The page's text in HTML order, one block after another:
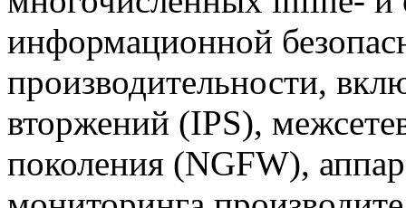
информационной
производительности,
вторжений (IPS),
поколения (NGFW),